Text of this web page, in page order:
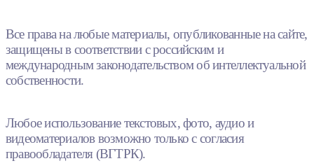
Все права на любые материалы, опубликованные на сайте,
защищены в соответствии с российским и
международным законодательством об интеллектуальной
собственности.
Любое использование текстовых, фото, аудио и
видеоматериалов возможно только с согласия
правообладателя (ВГТРК).